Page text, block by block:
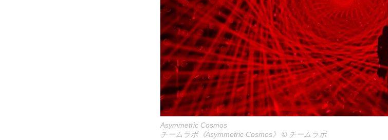
Asymmetric Cosmos
チームラボ《Asymmetric Cosmos》 © チームラボ